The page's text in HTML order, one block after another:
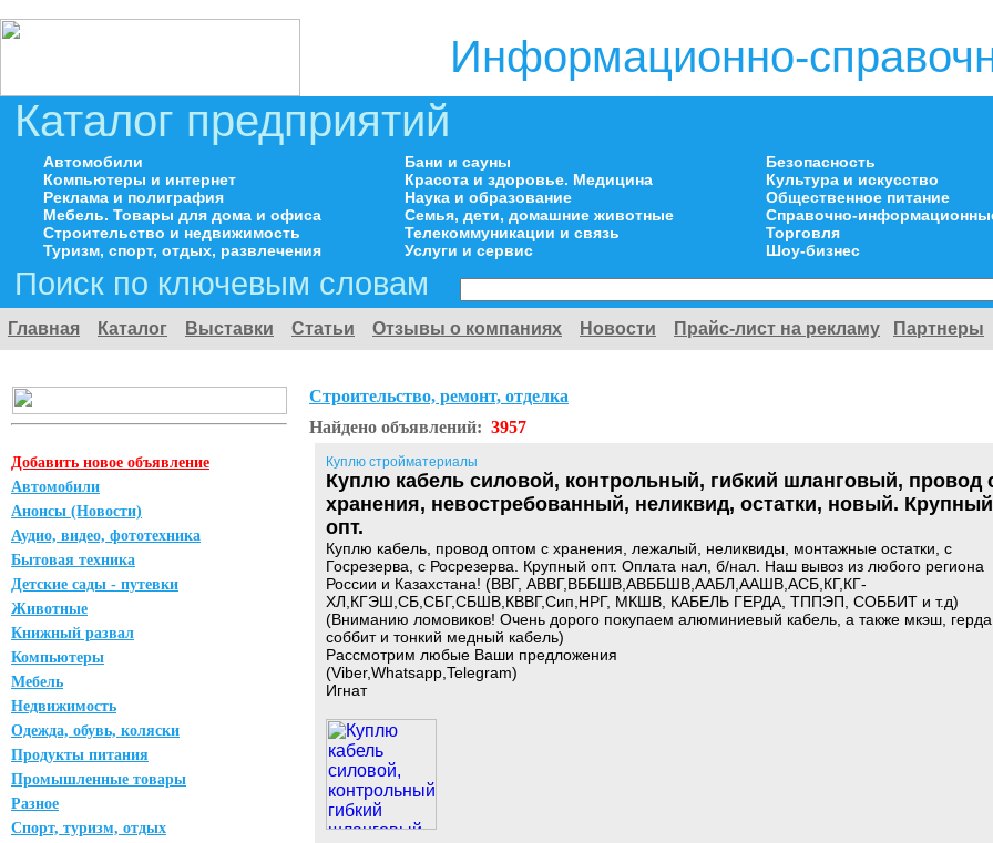
Информационно-
Каталог предприятий
Автомобили
Компьютеры и интернет
Реклама и полиграфия
Мебель. Товары для дома и офиса
Строительство и недвижимость
Туризм, спорт, отдых, развлечения
Бани и сауны
Красота и здоровье. Медицина
Наука и образование
Семья, дети, домашние животные
Телекоммуникации и связь
Услуги и сервис
Безопасность
Культура и искусство
Общественное питание
Справочно-
Торговля
Шоу-бизнес
Поиск по ключевым словам
Главная Каталог Выставки Статьи Отзывы о компаниях Новости Прайс-лист на рекламу Партнеры
Добавить новое объявление
Автомобили
Анонсы (Новости)
Аудио, видео, фототехника
Бытовая техника
Детские сады - путевки
Животные
Книжный развал
Компьютеры
Мебель
Недвижимость
Одежда, обувь, коляски
Продукты питания
Промышленные товары
Разное
Спорт, туризм, отдых
Строительство, ремонт, отделка
Найдено объявлений: 3957
Куплю стройматериалы
Куплю кабель силовой, контрольный, гибкий шланговый, провод
хранения, невостребованный, неликвид, остатки, новый. Крупный
опт.
Куплю кабель, провод оптом с хранения, лежалый, неликвиды, монтажные остатки, с
Госрезерва, с Росрезерва. Крупный опт. Оплата нал, б/нал. Наш вывоз из любого региона
России и Казахстана! (ВВГ, АВВГ,ВББШВ,АВББШВ,ААБЛ,ААШВ,АСБ,КГ,КГ-
ХЛ,КГЭШ,СБ,СБГ,СБШВ,КВВГ,Сип,НРГ, МКШВ, КАБЕЛЬ ГЕРДА, ТППЭП, СОББИТ и т.д)
(Вниманию ломовиков! Очень дорого покупаем алюминиевый кабель, а также мкэш, герда,
соббит и тонкий медный кабель)
Рассмотрим любые Ваши предложения
(Viber,Whatsapp,Telegram)
Игнат